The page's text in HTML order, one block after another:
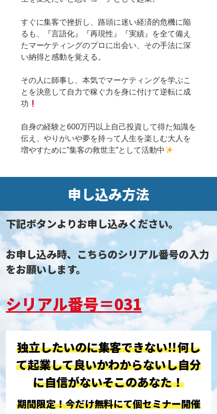
すぐに集客で挫折し、路頭に迷い経済的危機に陥
るも、『言語化』『再現性』『実績』を全て備え
たマーケティングのプロに出会い、その手法に深
い納得と感動を覚える。
その人に師事し、本気でマーケティングを学ぶこ
とを決意して自力で稼ぐ力を身に付けて逆転に成
功
自身の経験と600万円以上自己投資して得た知識を
伝え、やりがいや夢を持って人生を楽しむ大人を
増やすために”集客の救世主”として活動中
申し込み方法
下記ボタンよりお申し込みください。
お申し込み時、こちらのシリアル番号の入力
をお願いします。
シリアル番号＝031
独立したいのに集客できない!!何し
て起業して良いかわからないし自分
に自信がないそこのあなた！
期間限定！今だけ無料にて個セミナー開催